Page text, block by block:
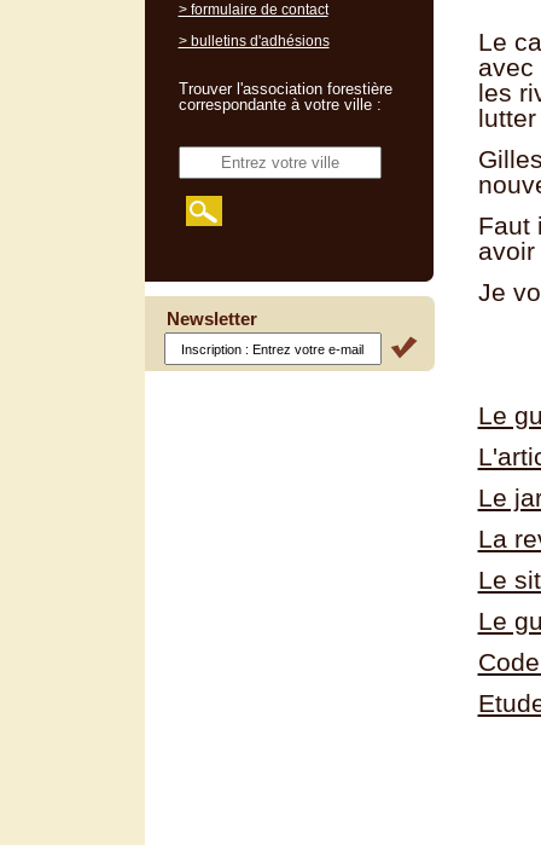
Le
avec
les
Faut
Je
Le
Le
La
Le
Le
> formulaire de contact
> bulletins d'adhésions
Trouver l'association forestière
correspondante à votre ville :
Newsletter